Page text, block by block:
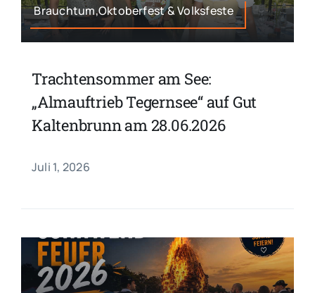
Brauchtum,Oktoberfest & Volksfeste
Trachtensommer am See:
„Almauftrieb Tegernsee“ auf Gut
Kaltenbrunn am 28.06.2026
Juli 1, 2026